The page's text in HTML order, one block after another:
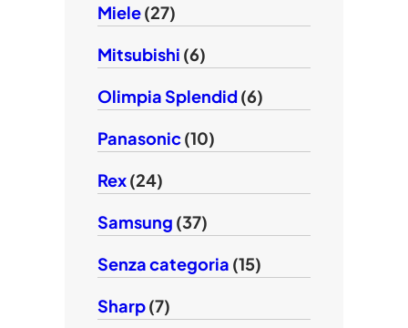
Miele(27)
Mitsubishi (6)
Olimpia Splendid(6)
Panasonic(10)
Rex(24)
Samsung (37)
Senza categoria (15)
Sharp(7)